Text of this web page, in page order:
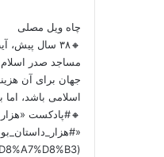
چاه ویل مصلی
🔸۳۸ سال
مساجد صدر
جهان برای آن
اسلامی باشد،
🔸#پادکست